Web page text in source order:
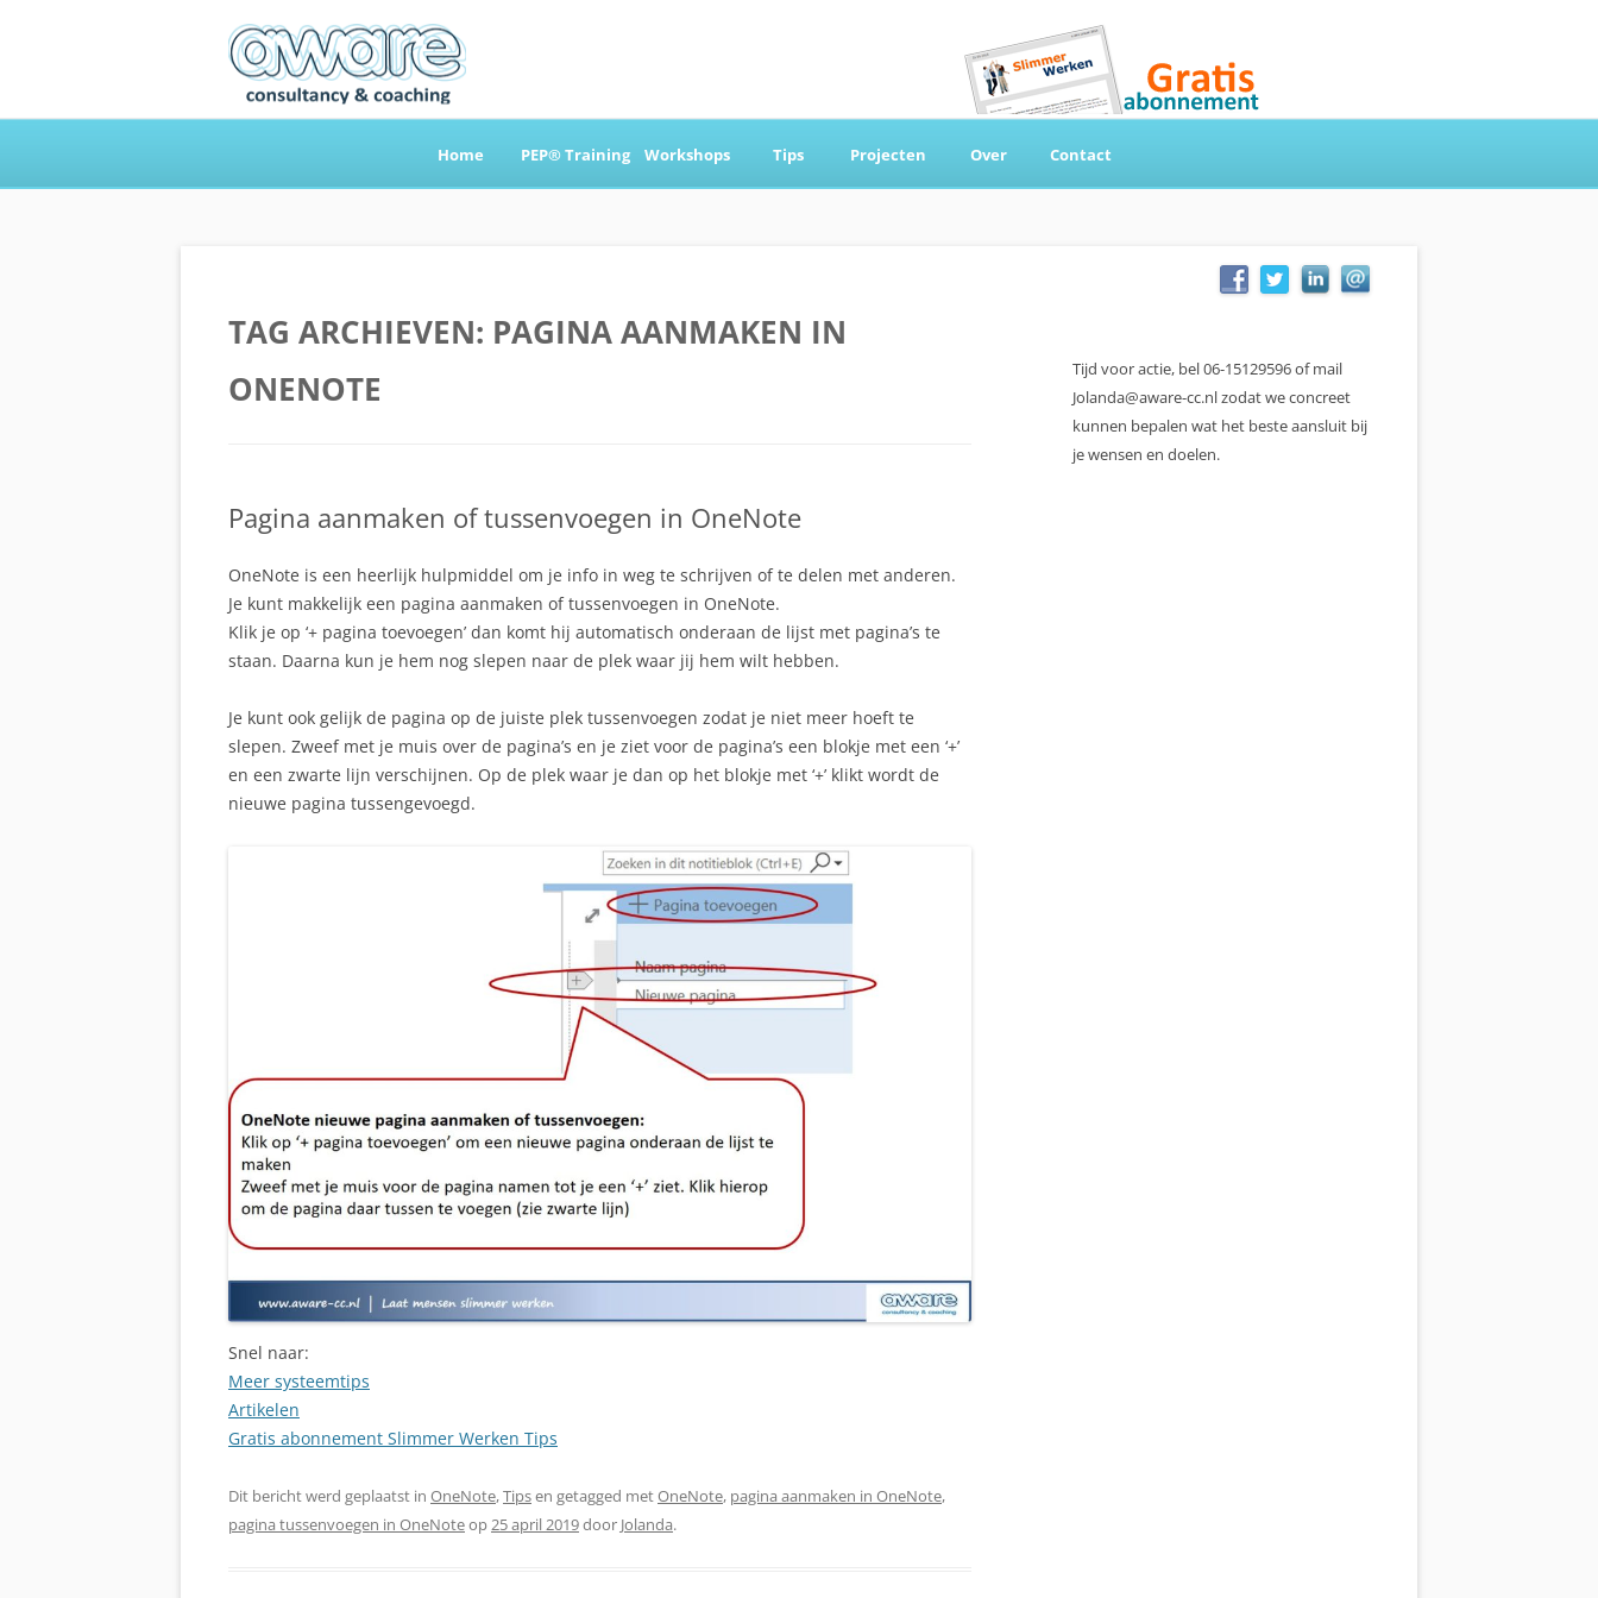
Ga
de
Home PEP® Training Workshops Tips Projecten Over Contact
TAG ARCHIEVEN: PAGINA AANMAKEN IN
ONENOTE
Pagina aanmaken of tussenvoegen in OneNote
OneNote is een heerlijk hulpmiddel om je info in weg te schrijven of te delen met anderen.
Je kunt makkelijk een pagina aanmaken of tussenvoegen in OneNote.
Klik je op ‘+ pagina toevoegen’ dan komt hij automatisch onderaan de lijst met pagina’s te
staan. Daarna kun je hem nog slepen naar de plek waar jij hem wilt hebben.
Je kunt ook gelijk de pagina op de juiste plek tussenvoegen zodat je niet meer hoeft te
slepen. Zweef met je muis over de pagina’s en je ziet voor de pagina’s een blokje met een ‘+’
en een zwarte lijn verschijnen. Op de plek waar je dan op het blokje met ‘+’ klikt wordt de
nieuwe pagina tussengevoegd.
Snel naar:
Meer systeemtips
Artikelen
Gratis abonnement Slimmer Werken Tips
Dit bericht werd geplaatst in OneNote,Tipsen getagged metOneNote, pagina aanmaken in OneNote,
pagina tussenvoegen in OneNoteop25 april 2019door Jolanda.
Tijd voor actie, bel 06-15129596 of mail
Jolanda@aware-cc.nl zodat we concreet
kunnen bepalen wat het beste aansluit bij
je wensen en doelen.